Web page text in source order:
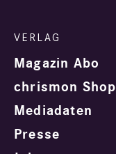
Magazin Abo
chrismon Shop
Mediadaten
Presse